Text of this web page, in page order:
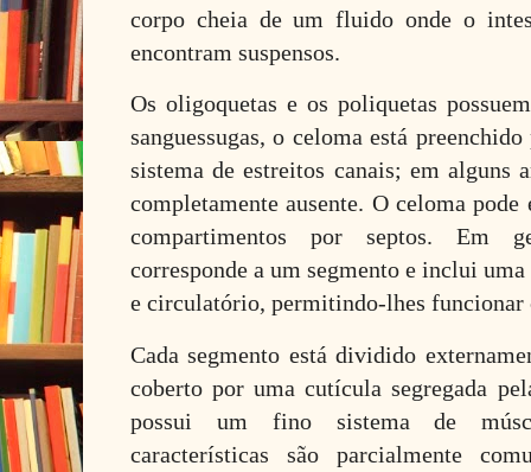
corpo cheia de um fluido onde o
encontram suspensos.
Os oligoquetas e os poliquetas
sanguessugas, o celoma está
sistema de estreitos canais; em alguns
completamente ausente. O celoma
compartimentos por septos. Em
corresponde a um segmento e inclui
e circulatório, permitindo-lhes funcionar
Cada segmento está dividido
coberto por uma cutícula segregada
possui um fino sistema de
características são parcialmente